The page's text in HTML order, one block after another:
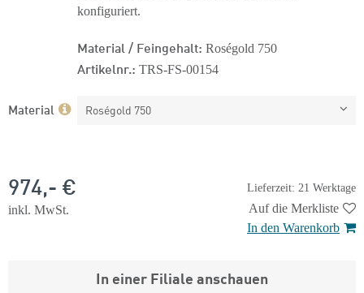
konfiguriert.
Material / Feingehalt: Roségold 750
Artikelnr.: TRS-FS-00154
Material Roségold 750
Lieferzeit: 21 Werktage
974,- €
inkl. MwSt.
Auf die Merkliste
In den Warenkorb
In einer Filiale anschauen